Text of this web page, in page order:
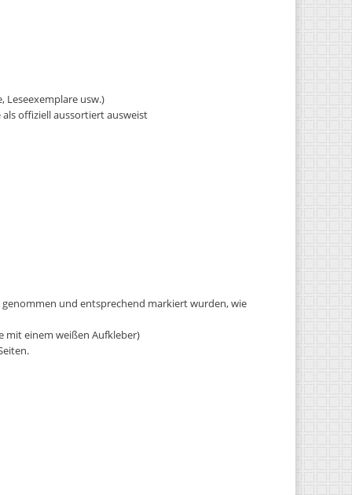
Leseexemplare usw.)
offiziell aussortiert ausweist
und entsprechend markiert wurden, wie
mit einem weißen Aufkleber)